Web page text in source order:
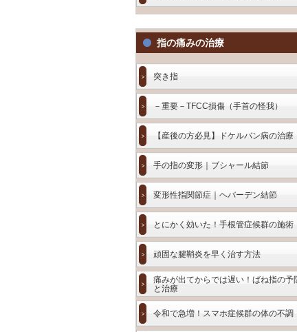
指の痛みの治療
突き指
－重要－TFCC損傷（手首の怪我）
【産後の方必見】ドケルバン病の治療
手の指の変形｜ブシャール結節
変形性指関節症｜ヘバーデン結節
とにかく効いた！手根管症候群の施術
頑固な腱鞘炎を早く治す方法
痛みが出てからでは遅い！ばね指の予
と治療
令和で急増！スマホ症候群の体の不調